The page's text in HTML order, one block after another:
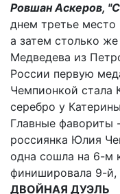
Ровшан Аскеров,
днем третье место
а затем столько
Медведева из
России первую
Чемпионкой стала
серебро у
Главные фавориты
россиянка Юлия
одна сошла на 6-м
финишировала 9-й,
ДВОЙНАЯ ДУЭЛЬ